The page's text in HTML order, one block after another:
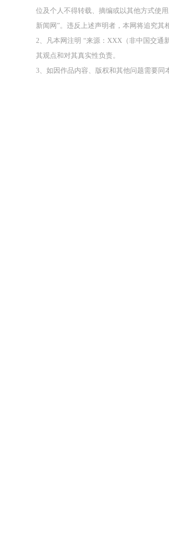
位及个人不得转载、摘编或以其他方式使
新闻网”。违反上述声明者，本网将追究其
2、凡本网注明 “来源：XXX（非中国交通
其观点和对其真实性负责。
3、如因作品内容、版权和其他问题需要同